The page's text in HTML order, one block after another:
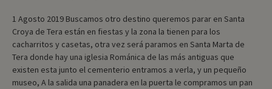
1 Agosto 2019 Buscamos otro destino queremos parar en Santa
Croya de Tera están en fiestas y la zona la tienen para los
cacharritos y casetas, otra vez será paramos en Santa Marta de
Tera donde hay una iglesia Románica de las más antiguas que
existen esta junto el cementerio entramos a verla, y un pequeño
museo, A la salida una panadera en la puerta le compramos un pan